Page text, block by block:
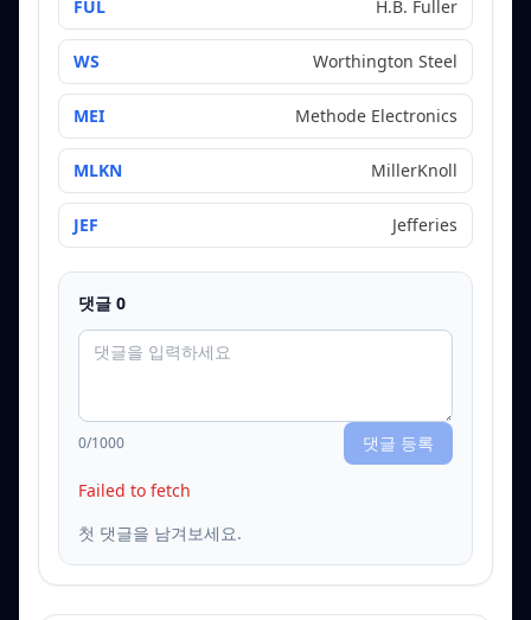
FUL H.B. Fuller
WS Worthington Steel
MEI Methode Electronics
MLKN MillerKnoll
JEF Jefferies
댓글 0
0/1000 댓글 등록
Failed to fetch
첫 댓글을 남겨보세요.